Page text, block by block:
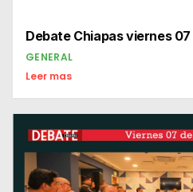
Debate Chiapas viernes
GENERAL
Leer mas